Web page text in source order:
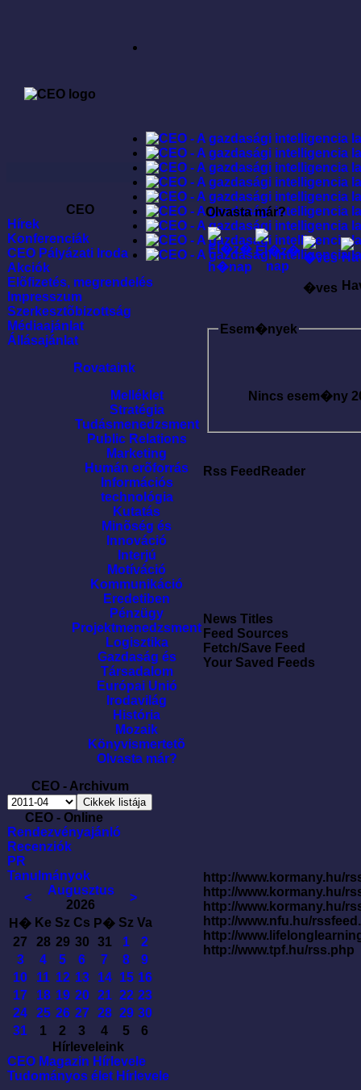
CEO
Hírek
Konferenciák
CEO Pályázati Iroda
Akciók
Elõfizetés, megrendelés
Impresszum
Szerkesztõbizottság
Médiaajánlat
Állásajánlat
Rovataink
Melléklet
Stratégia
Tudásmenedzsment
Public Relations
Marketing
Humán erõforrás
Információs
technológia
Kutatás
Minõség és
Innováció
Interjú
Motíváció
Kommunikáció
Eredetiben
Pénzügy
Projektmenedzsment
Logisztika
Gazdaság és
Társadalom
Európai Unió
Irodavilág
História
Mozaik
Könyvismertetõ
Olvasta már?
CEO - Archivum
CEO - Online
Rendezvényajánló
Recenziók
PR
Tanulmányok
<
Augusztus
2026
>
H� Ke Sz Cs P� Sz Va
27
28 29 30 31 1
2
3
4 5 6 7 8
9
10
11 12 13 14 15 16
17
18 19 20 21 22 23
24
25 26 27 28 29 30
31
1 2 3 4 5
6
Hírleveleink
CEO Magazin Hírlevele
Tudományos élet Hírlevele
Olvasta már?
�ves
Esem�nyek
Nincs esem�ny
Rss FeedReader
News Titles
Feed Sources
Fetch/Save Feed
Your Saved Feeds
http://www.kormany.hu/
http://www.kormany.hu/
http://www.kormany.hu/
http://www.nfu.hu/
http://
http://www.tpf.hu/rss.php